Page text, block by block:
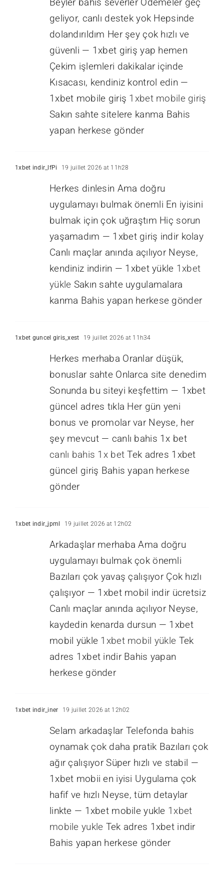
Beyler bahis severler Ödemeler geç
geliyor, canlı destek yok Hepsinde
dolandırıldım Her şey çok hızlı ve
güvenli — 1xbet giriş yap hemen
Çekim işlemleri dakikalar içinde
Kısacası, kendiniz kontrol edin —
1xbet mobile giriş 1xbet mobile giriş
Sakın sahte sitelere kanma Bahis
yapan herkese gönder
1xbet indir_lfPi 19 juillet 2026 at 11h28
Herkes dinlesin Ama doğru
uygulamayı bulmak önemli En iyisini
bulmak için çok uğraştım Hiç sorun
yaşamadım — 1xbet giriş indir kolay
Canlı maçlar anında açılıyor Neyse,
kendiniz indirin — 1xbet yükle 1xbet
yükle Sakın sahte uygulamalara
kanma Bahis yapan herkese gönder
1xbet guncel giris_xest 19 juillet 2026 at 11h34
Herkes merhaba Oranlar düşük,
bonuslar sahte Onlarca site denedim
Sonunda bu siteyi keşfettim — 1xbet
güncel adres tıkla Her gün yeni
bonus ve promolar var Neyse, her
şey mevcut — canlı bahis 1x bet
canlı bahis 1x bet Tek adres 1xbet
güncel giriş Bahis yapan herkese
gönder
1xbet indir_jpml 19 juillet 2026 at 12h02
Arkadaşlar merhaba Ama doğru
uygulamayı bulmak çok önemli
Bazıları çok yavaş çalışıyor Çok hızlı
çalışıyor — 1xbet mobil indir ücretsiz
Canlı maçlar anında açılıyor Neyse,
kaydedin kenarda dursun — 1xbet
mobil yükle 1xbet mobil yükle Tek
adres 1xbet indir Bahis yapan
herkese gönder
1xbet indir_iner 19 juillet 2026 at 12h02
Selam arkadaşlar Telefonda bahis
oynamak çok daha pratik Bazıları çok
ağır çalışıyor Süper hızlı ve stabil —
1xbet mobii en iyisi Uygulama çok
hafif ve hızlı Neyse, tüm detaylar
linkte — 1xbet mobile yukle 1xbet
mobile yukle Tek adres 1xbet indir
Bahis yapan herkese gönder